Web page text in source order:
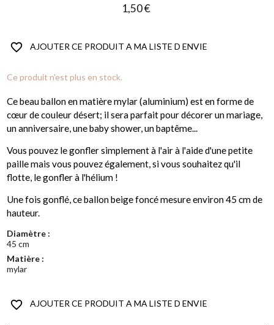
(2 avis)
1,50 €
favorite_border AJOUTER CE PRODUIT A MA LISTE D ENVIE
Ce produit n'est plus en stock.
Ce beau ballon en matière mylar (aluminium) est en forme de
cœur de couleur désert; il sera parfait pour décorer un mariage,
un anniversaire, une baby shower, un baptême...
Vous pouvez le gonfler simplement à l'air à l'aide d'une petite
paille mais vous pouvez également, si vous souhaitez qu'il
flotte, le gonfler à l'hélium !
Une fois gonflé, ce ballon beige foncé mesure environ 45 cm de
hauteur.
Diamètre :
45 cm
Matière :
mylar
favorite_border AJOUTER CE PRODUIT A MA LISTE D ENVIE